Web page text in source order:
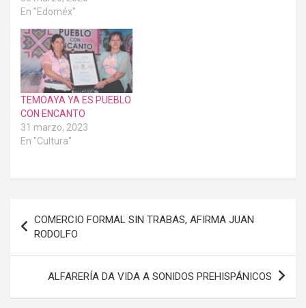
En "Edoméx"
TEMOAYA YA ES PUEBLO
CON ENCANTO
31 marzo, 2023
En "Cultura"
de
entradas
COMERCIO FORMAL SIN TRABAS, AFIRMA JUAN
RODOLFO
ALFARERÍA DA VIDA A SONIDOS PREHISPÁNICOS